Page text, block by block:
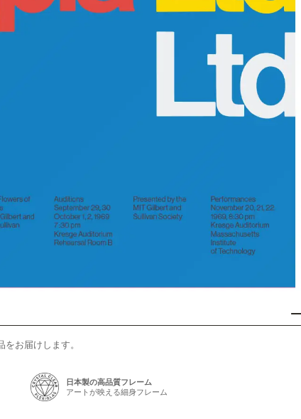
お届けします。
日本製の高品質フレーム
アートが映える細身フレーム